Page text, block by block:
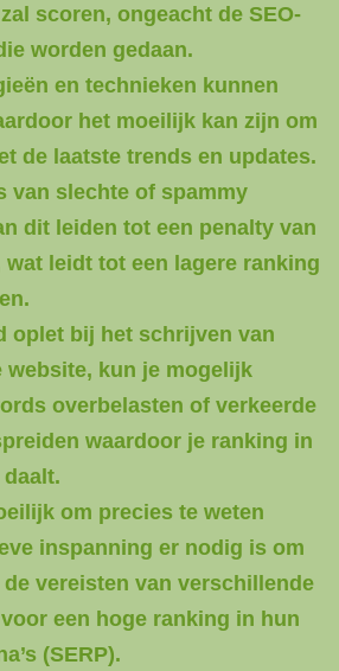
scoren, ongeacht de SEO-
worden gedaan.
en technieken kunnen
het moeilijk kan zijn om
de laatste trends en updates.
van slechte of spammy
dit leiden tot een penalty van
wat leidt tot een lagere ranking
oplet bij het schrijven van
website, kun je mogelijk
overbelasten of verkeerde
waardoor je ranking in
om precies te weten
inspanning er nodig is om
vereisten van verschillende
een hoge ranking in hun
(SERP).